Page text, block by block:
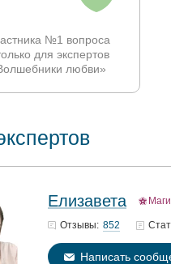
№1 вопроса
для экспертов
любви»
Елизавета
Отзывы: 852
Написать